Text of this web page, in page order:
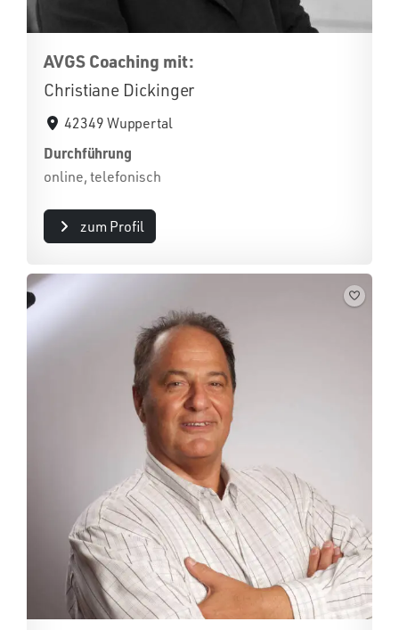
AVGS Coaching mit:
Christiane Dickinger
42349 Wuppertal
Durchführung
online, telefonisch
zum Profil